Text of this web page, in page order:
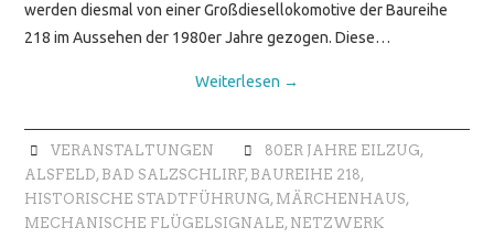
werden diesmal von einer Großdiesellokomotive der Baureihe
218 im Aussehen der 1980er Jahre gezogen. Diese…
Weiterlesen →
VERANSTALTUNGEN 80ER JAHRE EILZUG,
ALSFELD, BAD SALZSCHLIRF, BAUREIHE 218,
HISTORISCHE STADTFÜHRUNG, MÄRCHENHAUS,
MECHANISCHE FLÜGELSIGNALE, NETZWERK